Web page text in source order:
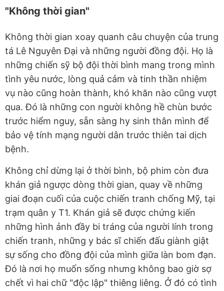
"Không thời gian"
Không thời gian xoay quanh câu chuyện của trung
tá Lê Nguyên Đại và những người đồng đội. Họ là
những chiến sỹ bộ đội thời bình mang trong mình
tình yêu nước, lòng quả cảm và tinh thần nhiệm
vụ nào cũng hoàn thành, khó khăn nào cũng vượt
qua. Đó là những con người không hề chùn bước
trước hiểm nguy, sẵn sàng hy sinh thân mình để
bảo vệ tính mạng người dân trước thiên tai dịch
bệnh.
Không chỉ dừng lại ở thời bình, bộ phim còn đưa
khán giả ngược dòng thời gian, quay về những
giai đoạn cuối của cuộc chiến tranh chống Mỹ, tại
trạm quân y T1. Khán giả sẽ được chứng kiến
những hình ảnh đầy bi tráng của người lính trong
chiến tranh, những y bác sĩ chiến đấu giành giật
sự sống cho đồng đội của mình giữa làn bom đạn.
Đó là nơi họ muốn sống nhưng không bao giờ sợ
chết vì hai chữ "độc lập" thiêng liêng. Ở đó có tình